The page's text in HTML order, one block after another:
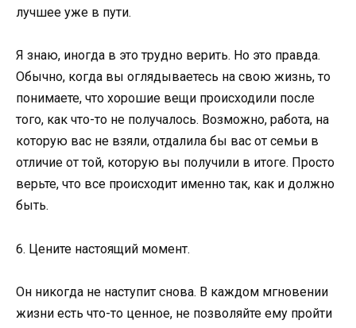
лучшее уже в пути.
Я знаю, иногда в это трудно верить. Но это правда.
Обычно, когда вы оглядываетесь на свою жизнь, то
понимаете, что хорошие вещи происходили после
того, как что-то не получалось. Возможно, работа, на
которую вас не взяли, отдалила бы вас от семьи в
отличие от той, которую вы получили в итоге. Просто
верьте, что все происходит именно так, как и должно
быть.
6. Цените настоящий момент.
Он никогда не наступит снова. В каждом мгновении
жизни есть что-то ценное, не позволяйте ему пройти